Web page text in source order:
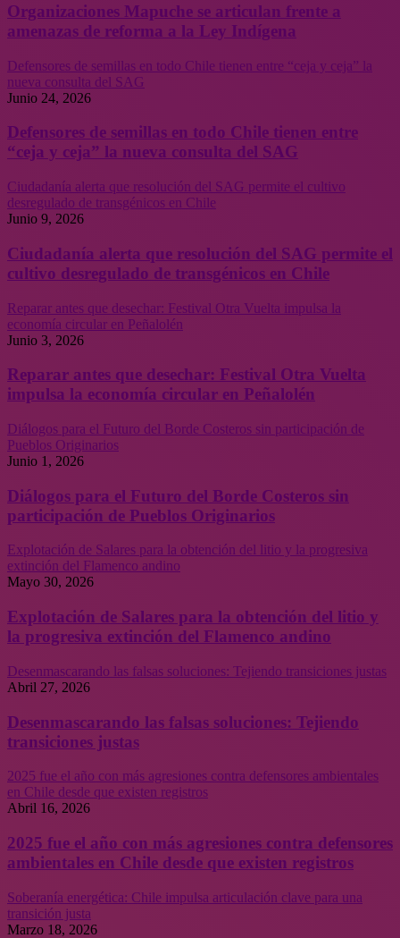
Organizaciones Mapuche se articulan frente a
amenazas de reforma a la Ley Indígena
Defensores de semillas en todo Chile tienen entre “ceja y ceja” la
nueva consulta del SAG
Junio 24, 2026
Defensores de semillas en todo Chile tienen entre
“ceja y ceja” la nueva consulta del SAG
Ciudadanía alerta que resolución del SAG permite el cultivo
desregulado de transgénicos en Chile
Junio 9, 2026
Ciudadanía alerta que resolución del SAG permite el
cultivo desregulado de transgénicos en Chile
Reparar antes que desechar: Festival Otra Vuelta impulsa la
economía circular en Peñalolén
Junio 3, 2026
Reparar antes que desechar: Festival Otra Vuelta
impulsa la economía circular en Peñalolén
Diálogos para el Futuro del Borde Costeros sin participación de
Pueblos Originarios
Junio 1, 2026
Diálogos para el Futuro del Borde Costeros sin
participación de Pueblos Originarios
Explotación de Salares para la obtención del litio y la progresiva
extinción del Flamenco andino
Mayo 30, 2026
Explotación de Salares para la obtención del litio y
la progresiva extinción del Flamenco andino
Desenmascarando las falsas soluciones: Tejiendo transiciones justas
Abril 27, 2026
Desenmascarando las falsas soluciones: Tejiendo
transiciones justas
2025 fue el año con más agresiones contra defensores ambientales
en Chile desde que existen registros
Abril 16, 2026
2025 fue el año con más agresiones contra defensores
ambientales en Chile desde que existen registros
Soberanía energética: Chile impulsa articulación clave para una
transición justa
Marzo 18, 2026